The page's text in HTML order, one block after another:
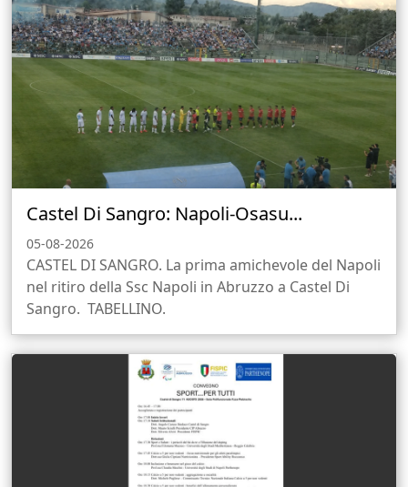
Castel Di Sangro: Napoli-Osasu...
05-08-2026
CASTEL DI SANGRO. La prima amichevole del Napoli
nel ritiro della Ssc Napoli in Abruzzo a Castel Di
Sangro. TABELLINO.